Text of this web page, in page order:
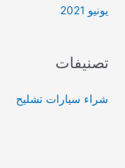
يونيو 2021
تصنيفات
شراء سيارات تشليح